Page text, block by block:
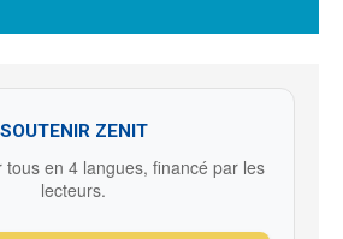
SOUTENIR ZENIT
tous en 4 langues, financé par les
lecteurs.